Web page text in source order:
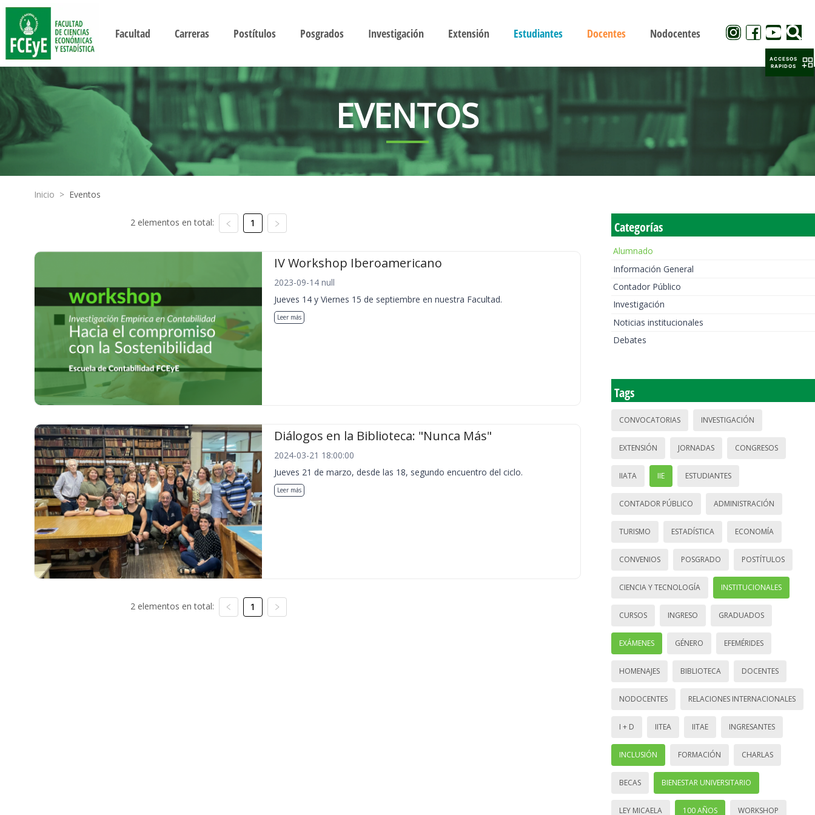
Facultad Carreras Postítulos Posgrados Investigación Extensión Estudiantes Docentes Nodocentes
EVENTOS
Inicio > Eventos
2 elementos en total: 1
IV Workshop Iberoamericano
2023-09-14 null
Jueves 14 y Viernes 15 de septiembre en nuestra Facultad.
Leer más
Diálogos en la Biblioteca: "Nunca Más"
2024-03-21 18:00:00
Jueves 21 de marzo, desde las 18, segundo encuentro del ciclo.
Leer más
2 elementos en total: 1
Categorías
Alumnado
Información General
Contador Público
Investigación
Noticias institucionales
Debates
Tags
CONVOCATORIAS INVESTIGACIÓN
EXTENSIÓN JORNADAS CONGRESOS
IIATA IIE ESTUDIANTES
CONTADOR PÚBLICO ADMINISTRACIÓN
TURISMO ESTADÍSTICA ECONOMÍA
CONVENIOS POSGRADO POSTÍTULOS
CIENCIA Y TECNOLOGÍA INSTITUCIONALES
CURSOS INGRESO GRADUADOS
EXÁMENES GÉNERO EFEMÉRIDES
HOMENAJES BIBLIOTECA DOCENTES
NODOCENTES RELACIONES INTERNACIONALES
I + D IITEA IITAE INGRESANTES
INCLUSIÓN FORMACIÓN CHARLAS
BECAS BIENESTAR UNIVERSITARIO
LEY MICAELA 100 AÑOS WORKSHOP
ACCESOS
RAPIDOS